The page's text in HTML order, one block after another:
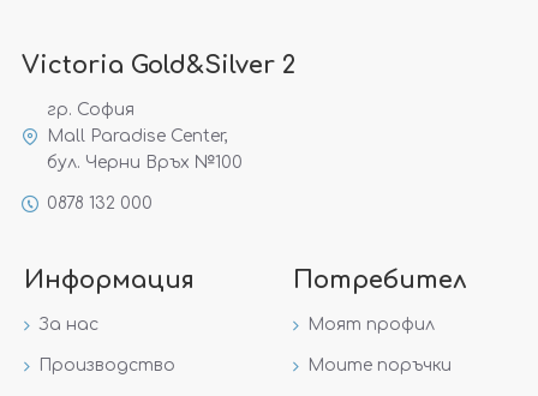
Victoria Gold&Silver 2
гр. София
Mall Paradise Center,
бул. Черни Връх №100
0878 132 000
Информация
За нас
Производство
Потребител
Моят профил
Моите поръчки